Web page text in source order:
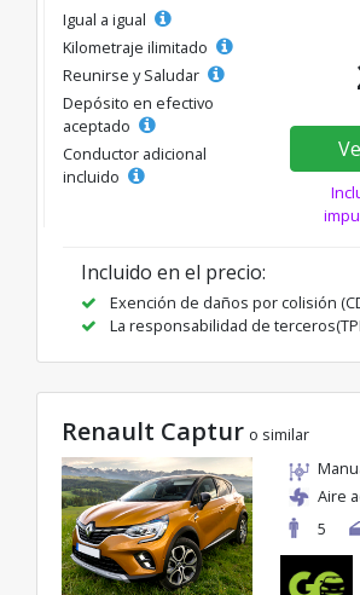
Igual a igual
Kilometraje ilimitado
Reunirse y Saludar
Depósito en efectivo
aceptado
Conductor adicional
incluido
Incluido en el precio:
Exención de daños por colisión
La responsabilidad de
Renault Captur o similar
Aire
5